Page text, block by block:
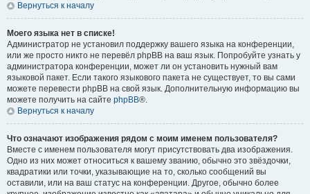
Вернуться к началу
Моего языка нет в списке!
Администратор не установил поддержку вашего языка на конференции,
или же просто никто не перевёл phpBB на ваш язык. Попробуйте узнать у
администратора конференции, может ли он установить нужный вам
языковой пакет. Если такого языкового пакета не существует, то вы сами
можете перевести phpBB на свой язык. Дополнительную информацию вы
можете получить на сайте phpBB®.
Вернуться к началу
Что означают изображения рядом с моим именем пользователя?
Вместе с именем пользователя могут присутствовать два изображения.
Одно из них может относиться к вашему званию, обычно это звёздочки,
квадратики или точки, указывающие на то, сколько сообщений вы
оставили, или на ваш статус на конференции. Другое, обычно более